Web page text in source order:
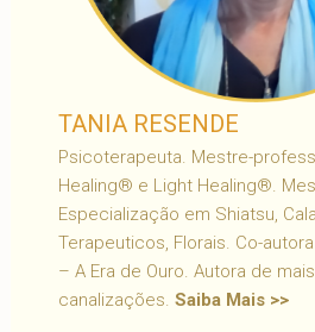
TANIA RESENDE
Psicoterapeuta. Mestre-
Healing® e Light Healing®.
Especialização em Shiatsu,
Terapeuticos, Florais. Co-
– A Era de Ouro. Autora de
canalizações. Saiba Mais >>